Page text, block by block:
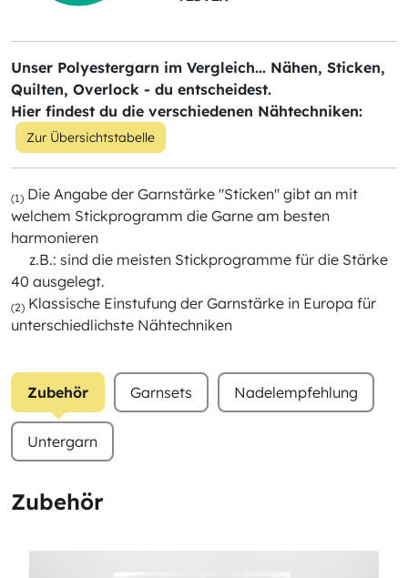
Unser Polyestergarn im Vergleich... Nähen, Sticken,
Quilten, Overlock - du entscheidest.
Hier findest du die verschiedenen Nähtechniken:
Zur Übersichtstabelle
(1) Die Angabe der Garnstärke "Sticken" gibt an mit
welchem Stickprogramm die Garne am besten
harmonieren
z.B.: sind die meisten Stickprogramme für die Stärke
40 ausgelegt.
(2) Klassische Einstufung der Garnstärke in Europa für
unterschiedlichste Nähtechniken
Zubehör Garnsets Nadelempfehlung
Untergarn
Zubehör